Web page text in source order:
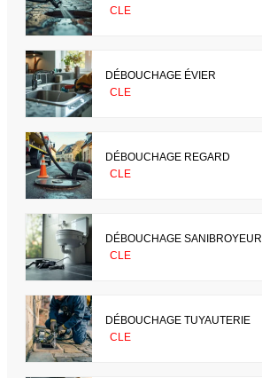
CLE
DÉBOUCHAGE ÉVIER
CLE
DÉBOUCHAGE REGARD
CLE
DÉBOUCHAGE SANIBROYEUR
CLE
DÉBOUCHAGE TUYAUTERIE
CLE